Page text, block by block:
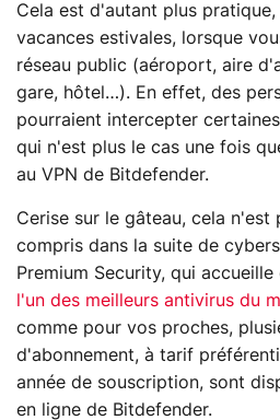
Cela est d'autant plus
vacances estivales, lorsque
réseau public (aéroport, aire
gare, hôtel…). En effet, des
pourraient intercepter
qui n'est plus le cas une fois
au VPN de Bitdefender.
Cerise sur le gâteau, cela n'est
compris dans la suite de
Premium Security, qui
l'un des meilleurs antivirus du
comme pour vos proches,
d'abonnement, à tarif
année de souscription, sont
en ligne de Bitdefender.